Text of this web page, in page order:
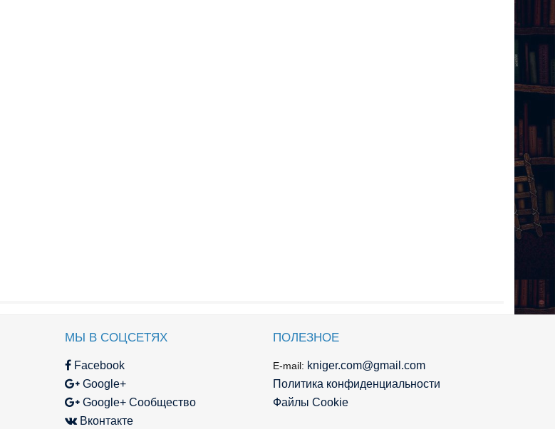
МЫ В СОЦСЕТЯХ
Facebook
Google+
Google+ Сообщество
Вконтакте
ПОЛЕЗНОЕ
E-mail: kniger.com@gmail.com
Политика конфиденциальности
Файлы Cookie